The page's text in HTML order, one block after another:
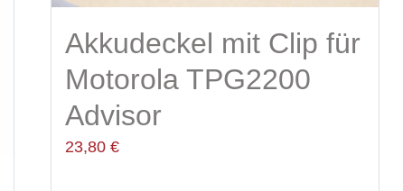
Akkudeckel mit Clip für
Motorola TPG2200
Advisor
23,80€